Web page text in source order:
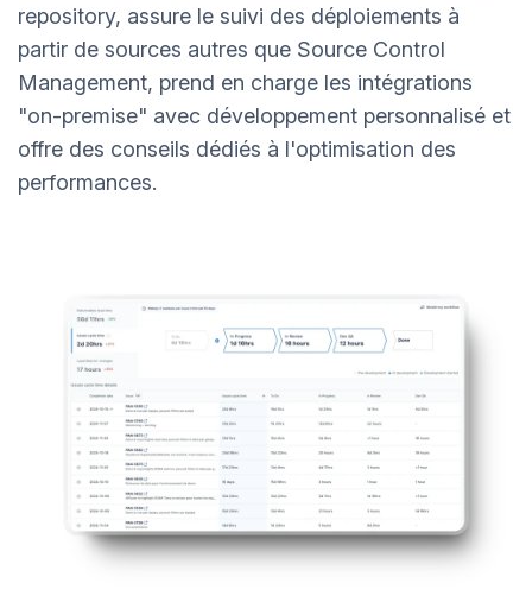
repository, assure le suivi des déploiements à
partir de sources autres que Source Control
Management, prend en charge les intégrations
"on-premise" avec développement personnalisé et
offre des conseils dédiés à l'optimisation des
performances.